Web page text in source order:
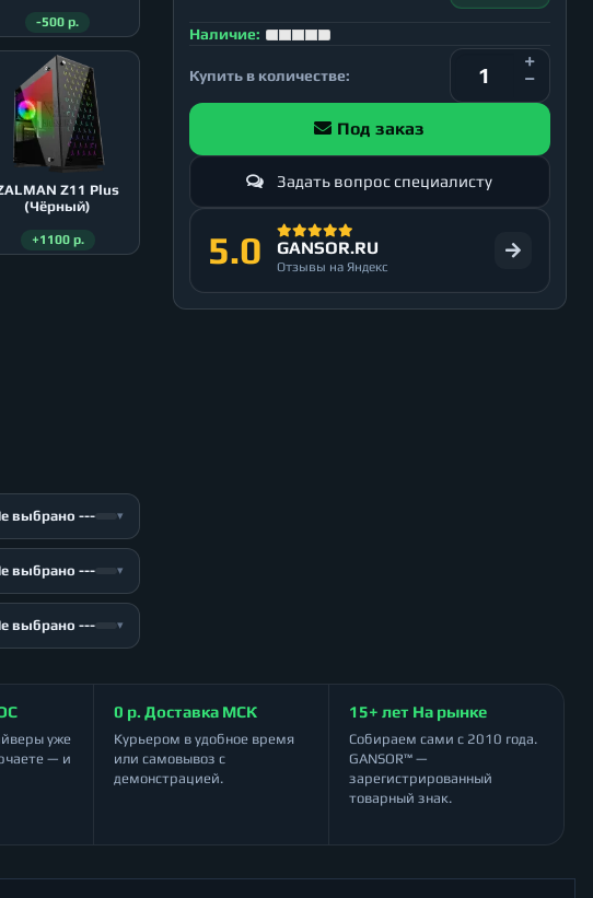
-500 р.
Z11 Plus
(Чёрный)
+1100 р.
выбрано --- ▾
выбрано --- ▾
выбрано --- ▾
Наличие:
Купить в количестве:
Под заказ
Задать вопрос специалисту
5.0 GANSOR.RU
Отзывы на Яндекс
уже
— и
0 р. Доставка МСК
Курьером в удобное время
или самовывоз с
демонстрацией.
15+ лет На рынке
Собираем сами с 2010 года.
GANSOR™ —
зарегистрированный
товарный знак.